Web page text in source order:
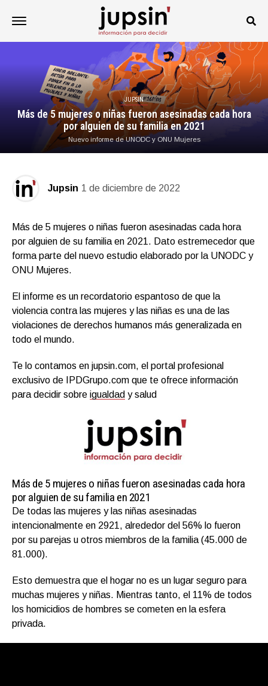
JUPSIN
Más de 5 mujeres o niñas fueron asesinadas cada hora
por alguien de su familia en 2021
Nuevo informe de UNODC y ONU Mujeres
Jupsin 1 de diciembre de 2022
Más de 5 mujeres o niñas fueron asesinadas cada hora
por alguien de su familia en 2021. Dato estremecedor que
forma parte del nuevo estudio elaborado por la UNODC y
ONU Mujeres.
El informe es un recordatorio espantoso de que la
violencia contra las mujeres y las niñas es una de las
violaciones de derechos humanos más generalizada en
todo el mundo.
Te lo contamos en jupsin.com, el portal profesional
exclusivo de IPDGrupo.com que te ofrece información
para decidir sobre igualdad y salud
Más de 5 mujeres o niñas fueron asesinadas cada hora
por alguien de su familia en 2021
De todas las mujeres y las niñas asesinadas
intencionalmente en 2921, alrededor del 56% lo fueron
por su parejas u otros miembros de la familia (45.000 de
81.000).
Esto demuestra que el hogar no es un lugar seguro para
muchas mujeres y niñas. Mientras tanto, el 11% de todos
los homicidios de hombres se cometen en la esfera
privada.